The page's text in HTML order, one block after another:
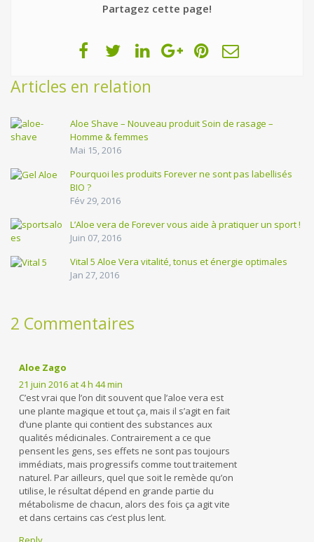
Partagez cette page!
Articles en relation
Aloe Shave – Nouveau produit Soin de rasage –
Homme & femmes
Mai 15, 2016
Pourquoi les produits Forever ne sont pas labellisés
BIO ?
Fév 29, 2016
L’Aloe vera de Forever vous aide à pratiquer un sport !
Juin 07, 2016
Vital 5 Aloe Vera vitalité, tonus et énergie optimales
Jan 27, 2016
2 Commentaires
Aloe Zago
21 juin 2016 at 4 h 44 min
C’est vrai que l’on dit souvent que l’aloe vera est
une plante magique et tout ça, mais il s’agit en fait
d’une plante qui contient des substances aux
qualités médicinales. Contrairement a ce que
pensent les gens, ses effets ne sont pas toujours
immédiats, mais progressifs comme tout traitement
naturel. Par ailleurs, quel que soit le remède qu’on
utilise, le résultat dépend en grande partie du
métabolisme de chacun, alors des fois ça agit vite
et dans certains cas c’est plus lent.